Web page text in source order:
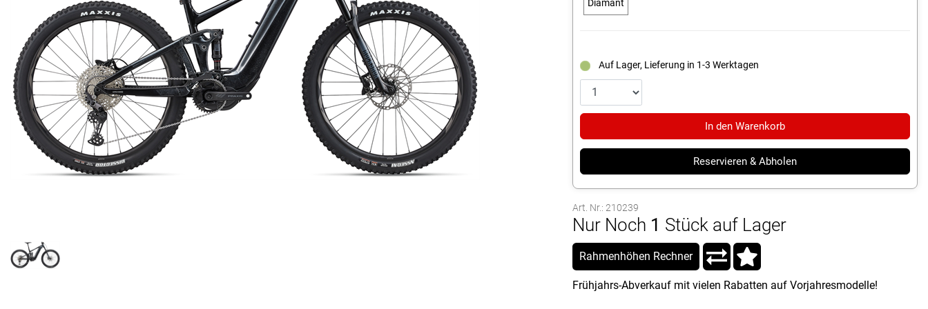
Diamant
Auf Lager, Lieferung in 1-3 Werktagen
In den Warenkorb
Reservieren & Abholen
Art. Nr.: 210239
Nur Noch 1 Stück auf Lager
Rahmenhöhen Rechner
Frühjahrs-Abverkauf mit vielen Rabatten auf Vorjahresmodelle!